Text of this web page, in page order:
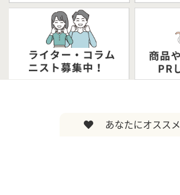
あなたにオススメ